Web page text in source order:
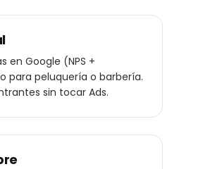
en Google (NPS +
para peluquería o barbería.
sin tocar Ads.